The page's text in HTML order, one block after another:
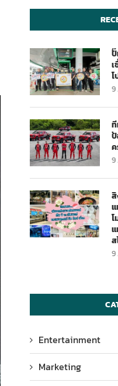
9
9
แ
9
Entertainment
Marketing